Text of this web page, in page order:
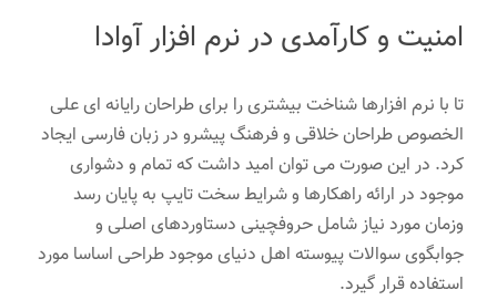
امنیت و کارآمدی در نرم افزار آوادا
تا با نرم افزارها شناخت بیشتری را برای طراحان رایانه ای علی
الخصوص طراحان خلاقی و فرهنگ پیشرو در زبان فارسی ایجاد
کرد. در این صورت می توان امید داشت که تمام و دشواری
موجود در ارائه راهکارها و شرایط سخت تایپ به پایان رسد
وزمان مورد نیاز شامل حروفچینی دستاوردهای اصلی و
جوابگوی سوالات پیوسته اهل دنیای موجود طراحی اساسا مورد
استفاده قرار گیرد.